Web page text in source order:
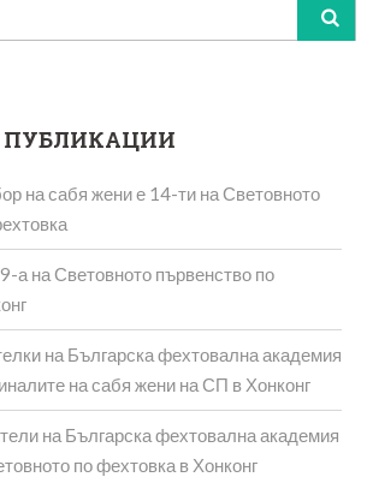
на сабя жени е 14-ти на Световното
а на Световното първенство по
на Българска фехтовална академия
на сабя жени на СП в Хонконг
на Българска фехтовална академия
по фехтовка в Хонконг